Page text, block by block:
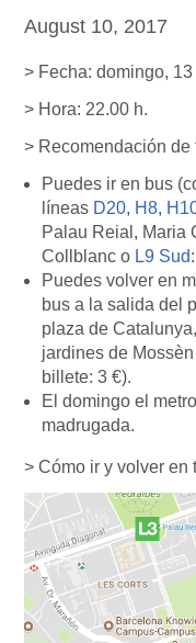
August 10, 2017
> Fecha: domingo,
> Hora: 22.00 h.
> Recomendación de
Puedes ir en bus
líneas D20, H8,
Palau Reial, Maria
Collblanc o L9 Sud
Puedes volver en
bus a la salida del
plaza de
jardines de
billete: 3 €).
El domingo el
madrugada.
> Cómo ir y volver en